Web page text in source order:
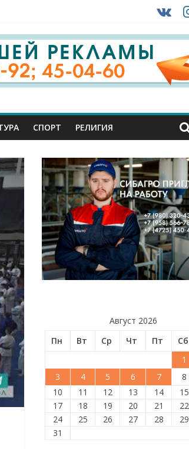
ввоза машин из-за рубежа
СПОРТ РЕЛИГИЯ
Август 2026
Пн
Вт Ср Чт Пт Сб
1
3
4 5 6 7 8
10
11 12 13 14 15
17
18 19 20 21 22
24
25 26 27 28 29
31